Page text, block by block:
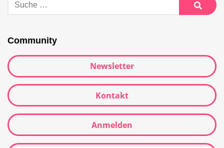
nach:
Suche
Community
Newsletter
Kontakt
Anmelden